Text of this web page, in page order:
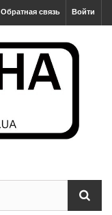
Войти
Обратная связь